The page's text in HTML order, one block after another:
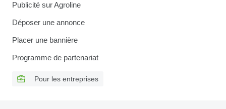
Publicité sur Agroline
Déposer une annonce
Placer une bannière
Programme de partenariat
Pour les entreprises